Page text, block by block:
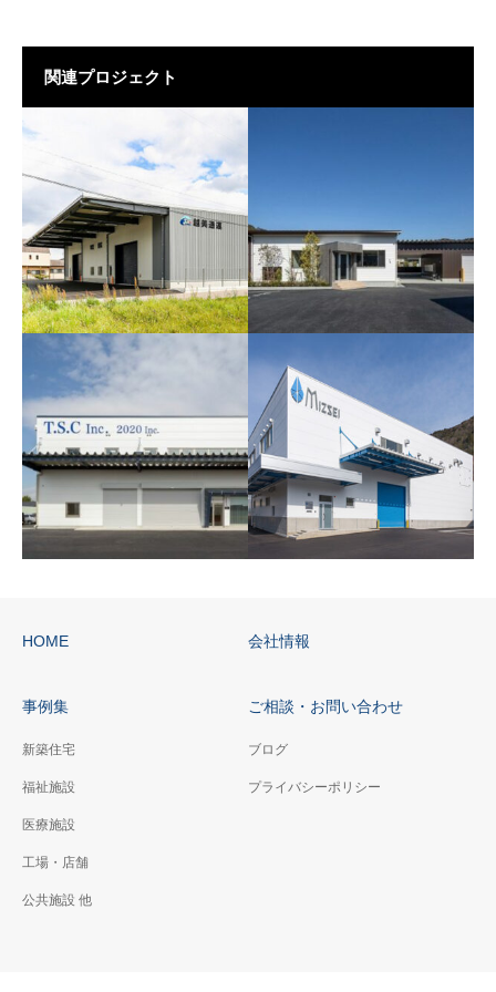
関連プロジェクト
越美通運株式会社 株式会社 巽組
株式会社T.S.C
樹脂成形工場
HOME 会社情報
事例集
新築住宅
福祉施設
医療施設
工場・店舗
公共施設 他
ご相談・お問い合わせ
ブログ
プライバシーポリシー